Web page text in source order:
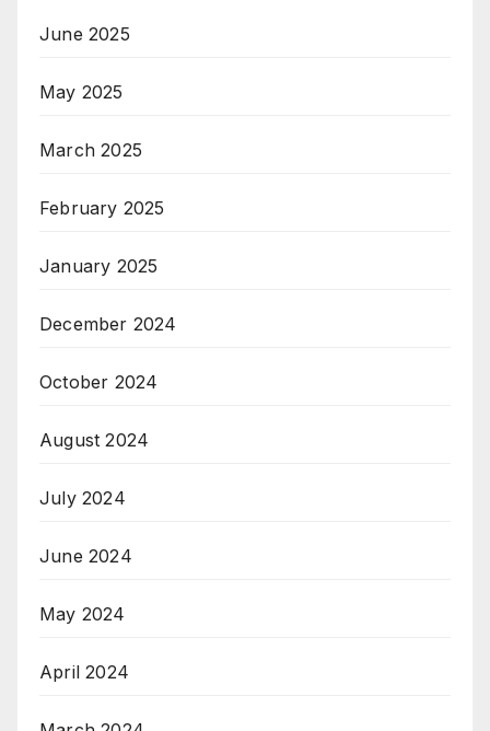
June 2025
May 2025
March 2025
February 2025
January 2025
December 2024
October 2024
August 2024
July 2024
June 2024
May 2024
April 2024